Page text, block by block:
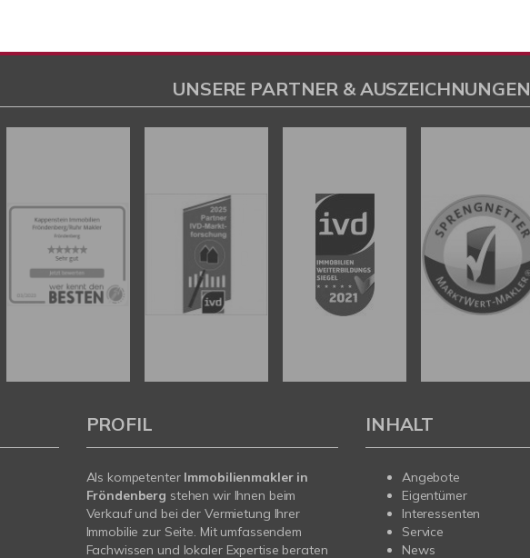
UNSERE PARTNER & AUSZEICHNUNGEN
PROFIL
Als kompetenter Immobilienmakler in
Fröndenberg stehen wir Ihnen beim
Verkauf und bei der Vermietung Ihrer
Immobilie zur Seite. Mit umfassendem
Fachwissen und lokaler Expertise beraten
INHALT
Angebote
Eigentümer
Interessenten
Service
News